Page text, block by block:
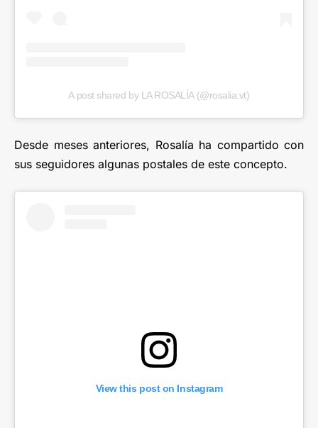
A post shared by LA ROSALÍA (@rosalia.vt)
Desde meses anteriores, Rosalía ha compartido con
sus seguidores algunas postales de este concepto.
View this post on Instagram